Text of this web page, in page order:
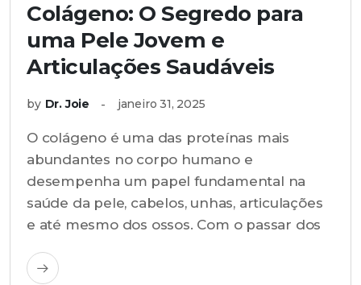
Colágeno: O Segredo para
uma Pele Jovem e
Articulações Saudáveis
by Dr. Joie janeiro 31, 2025
O colágeno é uma das proteínas mais
abundantes no corpo humano e
desempenha um papel fundamental na
saúde da pele, cabelos, unhas, articulações
e até mesmo dos ossos. Com o passar dos